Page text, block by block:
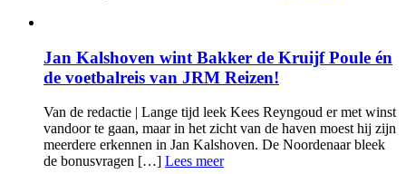
Jan Kalshoven wint Bakker de Kruijf Poule én
de voetbalreis van JRM Reizen!
Van de redactie | Lange tijd leek Kees Reyngoud er met winst
vandoor te gaan, maar in het zicht van de haven moest hij zijn
meerdere erkennen in Jan Kalshoven. De Noordenaar bleek
de bonusvragen […] Lees meer